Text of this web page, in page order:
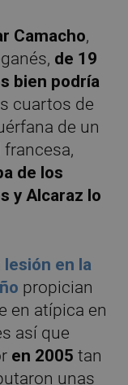
Camacho,
de 19
bien podría
cuartos de
de un
de los
y Alcaraz lo
lesión en la
propician
en atípica en
así que
en 2005 tan
unas